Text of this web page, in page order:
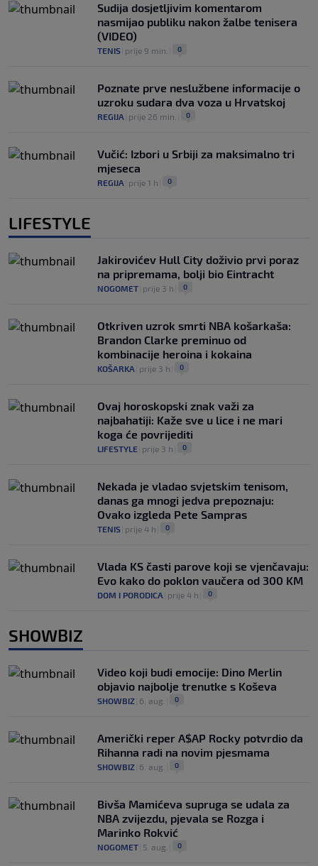
Sudija dosjetljivim komentarom
nasmijao publiku nakon žalbe tenisera
(VIDEO)
TENIS prije 9 min. 0
Poznate prve neslužbene informacije o
uzroku sudara dva voza u Hrvatskoj
REGIJA prije 26 min. 0
Vučić: Izbori u Srbiji za maksimalno tri
mjeseca
REGIJA prije 1 h 0
LIFESTYLE
Jakirovićev Hull City doživio prvi poraz
na pripremama, bolji bio Eintracht
NOGOMET prije 3 h 0
Otkriven uzrok smrti NBA košarkaša:
Brandon Clarke preminuo od
kombinacije heroina i kokaina
KOŠARKA prije 3 h 0
Ovaj horoskopski znak važi za
najbahatiji: Kaže sve u lice i ne mari
koga će povrijediti
LIFESTYLE prije 3 h 0
Nekada je vladao svjetskim tenisom,
danas ga mnogi jedva prepoznaju:
Ovako izgleda Pete Sampras
TENIS prije 4 h 0
Vlada KS časti parove koji se vjenčavaju:
Evo kako do poklon vaučera od 300 KM
DOM I PORODICA prije 4 h 0
SHOWBIZ
Video koji budi emocije: Dino Merlin
objavio najbolje trenutke s Koševa
SHOWBIZ 6. aug. 0
Američki reper A$AP Rocky potvrdio da
Rihanna radi na novim pjesmama
SHOWBIZ 6. aug. 0
Bivša Mamićeva supruga se udala za
NBA zvijezdu, pjevala se Rozga i
Marinko Rokvić
NOGOMET 5. aug. 0